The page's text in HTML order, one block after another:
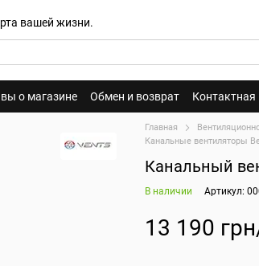
вашей жизни.
о магазине Обмен и возврат
Главная
Канальные вентиляторы
Канальный
В наличии Артикул:
13 190